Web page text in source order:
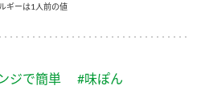
おすしの素
ギーは1人前の値
ジで簡単 #味ぽん